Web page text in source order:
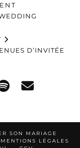
D’INVITÉE
SON MARIAGE
MENTIONS LÉGALES